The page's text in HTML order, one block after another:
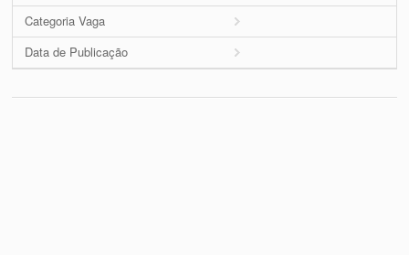
Categoria Vaga
Data de Publicação